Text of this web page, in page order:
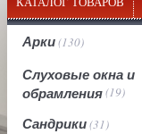
Арки(130)
Слуховые окна и
обрамления(19)
Сандрики(31)